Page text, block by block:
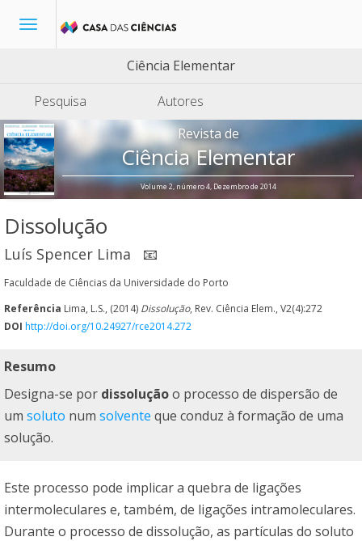
Toggle
Ciência Elementar
Pesquisa
Autores
Revista de
Ciência Elementar
Volume 2, número 4, Dezembro de 2014
Dissolução
Luís Spencer Lima 📧
Faculdade de Ciências da Universidade do Porto
Referência Lima, L.S., (2014) Dissolução, Rev. Ciência Elem., V2(4):272
DOI http://doi.org/10.24927/rce2014.272
Resumo
Designa-se por dissoluçãoo processo de dispersão de
um soluto num solvente que conduz à formação de uma
solução.
Este processo pode implicar a quebra de ligações
intermoleculares e, também, de ligações intramoleculares.
Durante o processo de dissolução, as partículas do soluto